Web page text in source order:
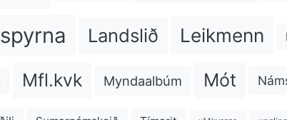
Landslið Leikmenn
Mfl.kvk Myndaalbúm Mót